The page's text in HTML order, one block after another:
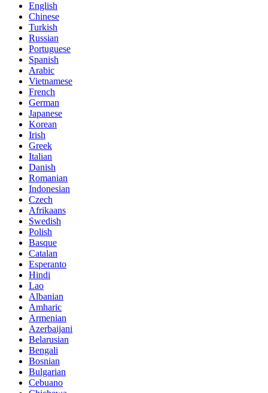
English
Chinese
Turkish
Russian
Portuguese
Spanish
Arabic
Vietnamese
French
German
Japanese
Korean
Irish
Greek
Italian
Danish
Romanian
Indonesian
Czech
Afrikaans
Swedish
Polish
Basque
Catalan
Esperanto
Hindi
Lao
Albanian
Amharic
Armenian
Azerbaijani
Belarusian
Bengali
Bosnian
Bulgarian
Cebuano